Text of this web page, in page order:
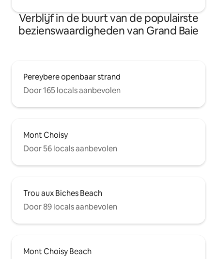
Verblijf in de buurt van de populairste
bezienswaardigheden van Grand Baie
Pereybere openbaar strand
Door 165 locals aanbevolen
Mont Choisy
Door 56 locals aanbevolen
Trou aux Biches Beach
Door 89 locals aanbevolen
Mont Choisy Beach